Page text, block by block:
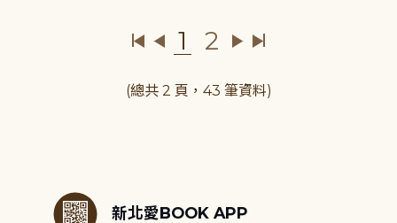
1 2
(總共 2 頁，43 筆資料)
新北愛BOOK APP